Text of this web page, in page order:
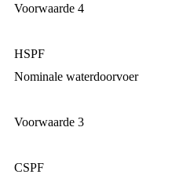
Voorwaarde 4
HSPF
Nominale waterdoorvoer
Voorwaarde 3
CSPF